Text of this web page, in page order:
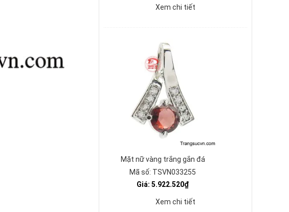
Xem chi tiết
Mặt nữ vàng trắng gắn đá
Mã số: TSVN033255
Giá: 5.922.520₫
Xem chi tiết